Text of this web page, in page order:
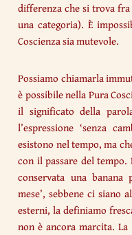
differenza che si trova
una categoria). È
Coscienza sia mutevole.
Possiamo chiamarla
è possibile nella Pura
il significato della
l’espressione ‘senza
esistono nel tempo, ma
con il passare del tempo.
conservata una
mese’, sebbene ci
esterni, la definiamo
non è ancora marcita.